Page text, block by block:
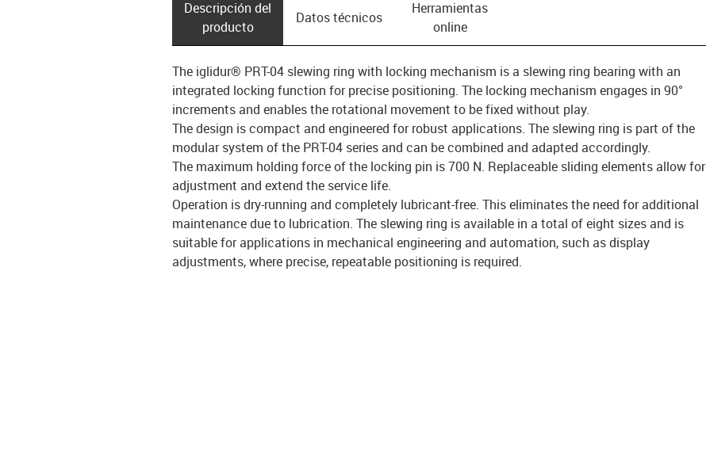
Descripción del
producto
Datos técnicos
Herramientas
online
The iglidur® PRT-04 slewing ring with locking mechanism is a slewing ring bearing with an
integrated locking function for precise positioning. The locking mechanism engages in 90°
increments and enables the rotational movement to be fixed without play.
The design is compact and engineered for robust applications. The slewing ring is part of the
modular system of the PRT-04 series and can be combined and adapted accordingly.
The maximum holding force of the locking pin is 700 N. Replaceable sliding elements allow for
adjustment and extend the service life.
Operation is dry-running and completely lubricant-free. This eliminates the need for additional
maintenance due to lubrication. The slewing ring is available in a total of eight sizes and is
suitable for applications in mechanical engineering and automation, such as display
adjustments, where precise, repeatable positioning is required.